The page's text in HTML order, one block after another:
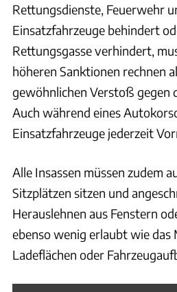
Rettungsdienste, Feuerwehr
Einsatzfahrzeuge behindert
Rettungsgasse verhindert,
höheren Sanktionen rechnen
gewöhnlichen Verstoß gegen
Auch während eines
Einsatzfahrzeuge jederzeit
Alle Insassen müssen zudem
Sitzplätzen sitzen und
Herauslehnen aus Fenstern
ebenso wenig erlaubt wie das
Ladeflächen oder